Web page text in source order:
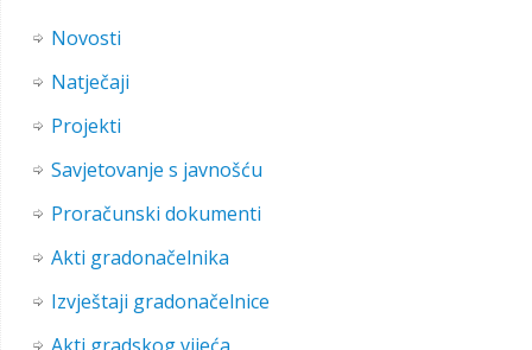
Novosti
Natječaji
Projekti
Savjetovanje s javnošću
Proračunski dokumenti
Akti gradonačelnika
Izvještaji gradonačelnice